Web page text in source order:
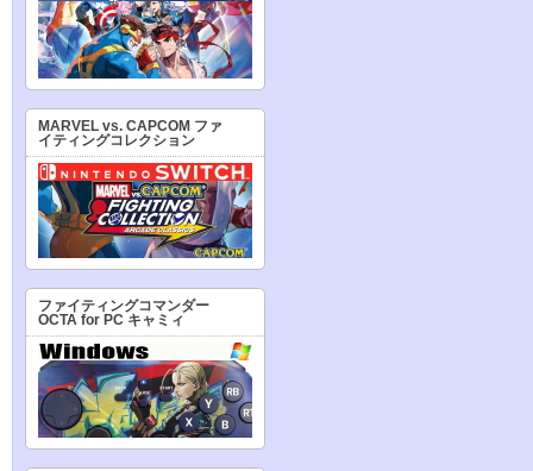
MARVEL vs. CAPCOM ファ
イティングコレクション
ファイティングコマンダー
OCTA for PC キャミィ